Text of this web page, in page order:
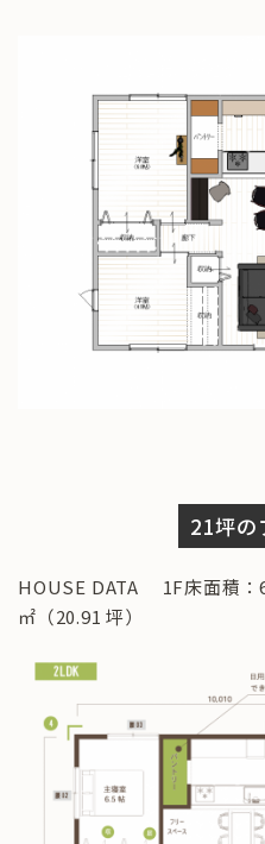
21坪の
HOUSE DATA 1F床面積
㎡（20.91 坪）